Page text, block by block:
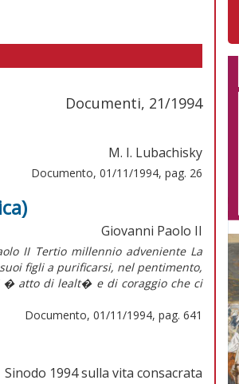
Documenti, 21/1994
M. I. Lubachisky
Documento, 01/11/1994, pag. 26
Giovanni Paolo II
II Tertio millennio adveniente La
figli a purificarsi, nel pentimento,
� atto di lealt� e di coraggio che ci
Documento, 01/11/1994, pag. 641
Sinodo 1994 sulla vita consacrata